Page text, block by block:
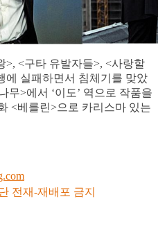
>, <구타 유발자들>, <사랑할
에 실패하면서 침체기를 맞았
무>에서 ‘이도’ 역으로 작품을
<베를린>으로 카리스마 있는
전재-재배포 금지